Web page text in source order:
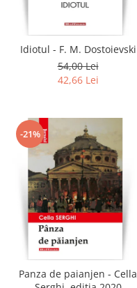
Idiotul - F. M. Dostoievski
54,00 Lei
42,66 Lei
-21%
Panza de paianjen - Cella